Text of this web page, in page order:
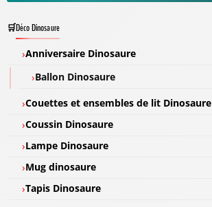
Déco Dinosaure
Anniversaire Dinosaure
Ballon Dinosaure
Couettes et ensembles de lit Dinosaure
Coussin Dinosaure
Lampe Dinosaure
Mug dinosaure
Tapis Dinosaure